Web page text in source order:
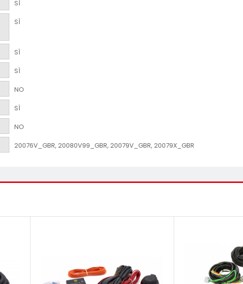
SÌ
SÌ
SÌ
SÌ
NO
SÌ
NO
20076V_GBR, 20080V99_GBR, 20079V_GBR, 20079X_GBR